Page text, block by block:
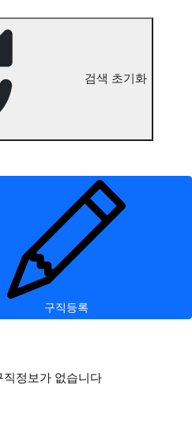
검색 초기화
구직등록
직정보가 없습니다